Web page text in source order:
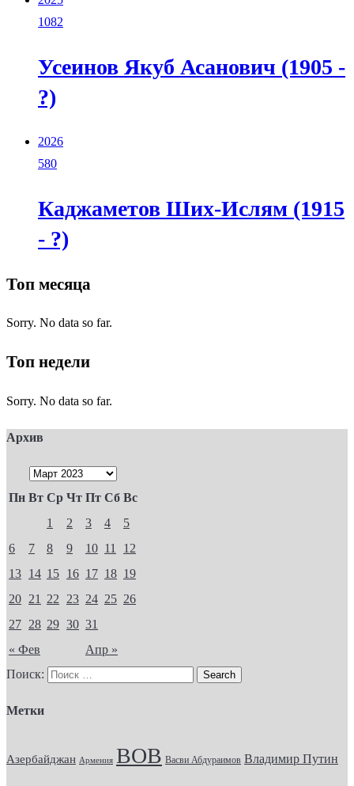
1082
Усеинов Якуб Асанович (1905 -
?)
2026
580
Каджаметов Ших-Ислям (1915
- ?)
Топ месяца
Sorry. No data so far.
Топ недели
Sorry. No data so far.
Архив
Пн Вт Ср Чт Пт Сб Вс
« Фев Апр »
1 2 3 4
5
6
7 8 9 10 11
12
13 14 15 16 17 18 19
20 21 22 23 24 25 26
27 28 29 30 31
Поиск:
Метки
Азербайджан Армения ВОВ Васви Абдураимов Владимир Путин